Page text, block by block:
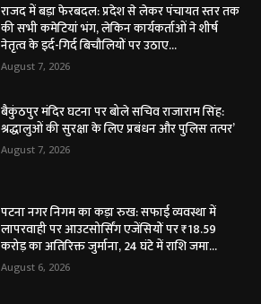
राजद में बड़ा फेरबदल: प्रदेश से लेकर पंचायत स्तर तक
की सभी कमेटियां भंग, लेकिन कार्यकर्ताओं ने शीर्ष
नेतृत्व के इर्द-गिर्द बिचौलियों पर उठाए...
August 7, 2026
बैकुंठपुर मंदिर घटना पर बोले सचिव राजाराम सिंह:
श्रद्धालुओं की सुरक्षा के लिए प्रबंधन और पुलिस तत्पर’
August 7, 2026
पटना नगर निगम का कड़ा रुख: सफाई व्यवस्था में
लापरवाही पर आउटसोर्सिंग एजेंसियों पर ₹18.59
करोड़ का अतिरिक्त जुर्माना, 24 घंटे में राशि जमा...
August 6, 2026